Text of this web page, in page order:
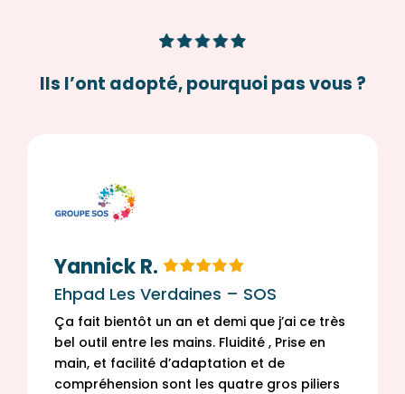
Ils l’ont adopté, pourquoi pas vous ?
Yannick R.
Ehpad Les Verdaines – SOS
Ça fait bientôt un an et demi que j’ai ce très
bel outil entre les mains. Fluidité , Prise en
main, et facilité d’adaptation et de
compréhension sont les quatre gros piliers